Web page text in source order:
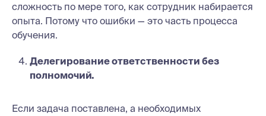
сложность по мере того, как сотрудник набирается
опыта. Потому что ошибки — это часть процесса
обучения.
Делегирование ответственности без
полномочий.
Если задача поставлена, а необходимых